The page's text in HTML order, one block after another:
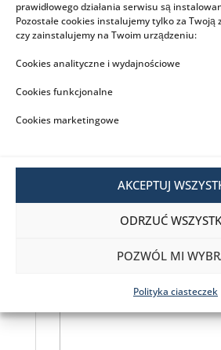
prawidłowego działania serwisu są
Pozostałe cookies instalujemy tylko za Twoją
czy zainstalujemy na Twoim urządzeniu:
Cookies analityczne i wydajnościowe
Cookies funkcjonalne
Cookies marketingowe
AKCEPTUJ
ODRZUĆ
POZWÓL MI
Polityka ciasteczek
Rodzaj Produktu
Oleo-Mac Mistral 72/12,5 KH”
Twój adres e-mail nie zostanie
oznaczone*